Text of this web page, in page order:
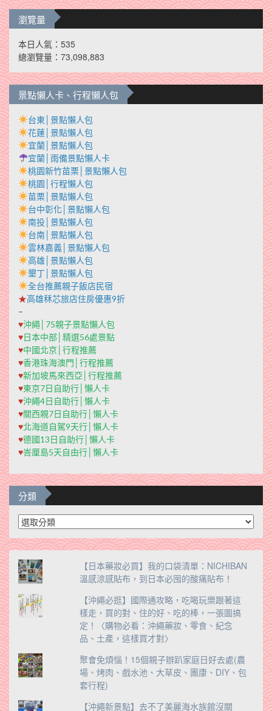
瀏覽量
本日人氣：535
總瀏覽量：73,098,883
景點懶人卡、行程懶人包
台東│景點懶人包
花蓮│景點懶人包
宜蘭│景點懶人包
宜蘭│雨備景點懶人卡
桃園新竹苗栗│景點懶人包
桃園│行程懶人包
苗栗│景點懶人包
台中彰化│景點懶人包
南投│景點懶人包
台南│景點懶人包
雲林嘉義│景點懶人包
高雄│景點懶人包
墾丁│景點懶人包
全台推薦親子飯店民宿
★高雄秝芯旅店住房優惠9折
–
♥沖繩│75親子景點懶人包
♥日本中部│精選56處景點
♥中國北京│行程推薦
♥香港珠海澳門│行程推薦
♥新加坡馬來西亞│行程推薦
♥東京7日自助行│懶人卡
♥沖繩4日自助行│懶人卡
♥關西親7日自助行│懶人卡
♥北海道自駕9天行│懶人卡
♥德國13日自助行│懶人卡
♥峇厘島5天自由行│懶人卡
分類
分
類
【日本藥妝必買】我的口袋清單：NICHIBAN
溫感涼感貼布，到日本必囤的酸痛貼布！
【沖繩必逛】國際通攻略，吃喝玩樂跟著這
樣走，買的對、住的好、吃的棒，一張圖搞
定！〈購物必看：沖繩藥妝、零食、紀念
品、土產，這樣買才對〉
聚會免煩惱！15個親子辦趴家庭日好去處(農
場、烤肉、戲水池、大草皮、團康、DIY、包
套行程)
【沖繩新景點】去不了美麗海水族館沒關